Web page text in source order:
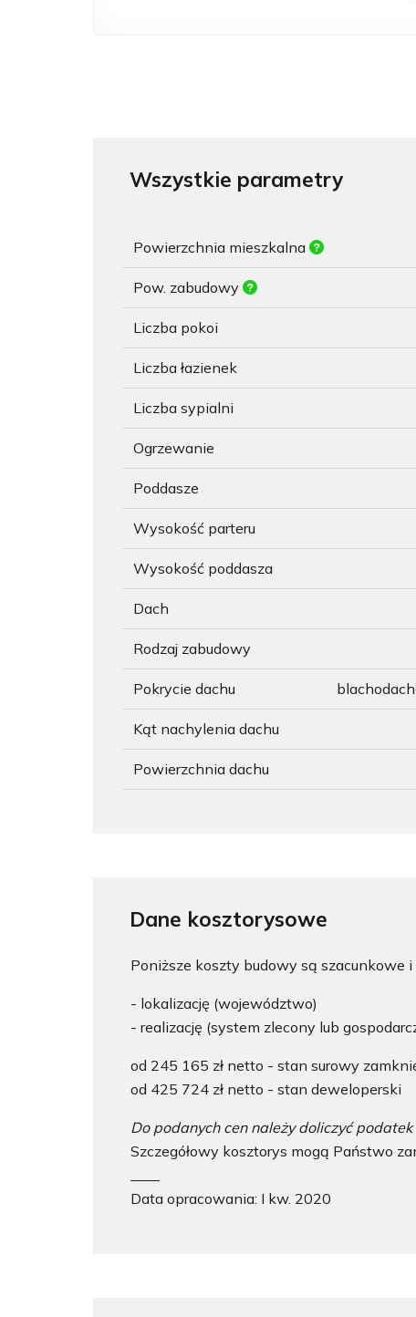
Wszystkie parametry
Powierzchnia mieszkalna
Pow. zabudowy
Liczba pokoi
Liczba łazienek
Liczba sypialni
Ogrzewanie
Poddasze
Wysokość parteru
Wysokość poddasza
Dach
Rodzaj zabudowy
Pokrycie dachu
Kąt nachylenia dachu
Powierzchnia dachu
Dane kosztorysowe
Poniższe koszty budowy są szacunkowe
- lokalizację (województwo)
- realizację (system zlecony lub
od 245 165 zł netto - stan surowy
od 425 724 zł netto - stan deweloperski
Do podanych cen należy doliczyć podatek
Szczegółowy kosztorys mogą Państwo
Data opracowania: I kw. 2020